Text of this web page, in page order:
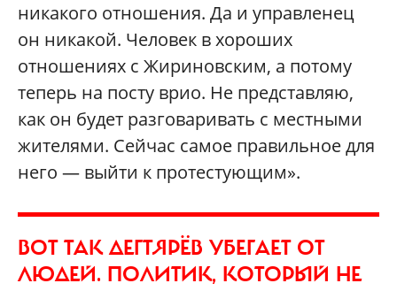
никакого отношения. Да и управленец
он никакой. Человек в хороших
отношениях с Жириновским, а потому
теперь на посту врио. Не представляю,
как он будет разговаривать с местными
жителями. Сейчас самое правильное для
него — выйти к протестующим».
ВОТ ТАК ДЕГТЯРЁВ УБЕГАЕТ ОТ
ЛЮДЕЙ. ПОЛИТИК, КОТОРЫЙ НЕ